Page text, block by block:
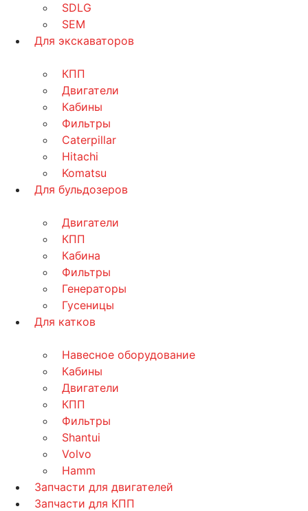
SDLG
SEM
Для экскаваторов
КПП
Двигатели
Кабины
Фильтры
Caterpillar
Hitachi
Komatsu
Для бульдозеров
Двигатели
КПП
Кабина
Фильтры
Генераторы
Гусеницы
Для катков
Навесное оборудование
Кабины
Двигатели
КПП
Фильтры
Shantui
Volvo
Hamm
Запчасти для двигателей
Запчасти для КПП